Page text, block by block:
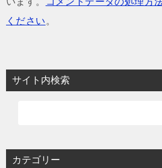
ください 。
サイト内検索
カテゴリー